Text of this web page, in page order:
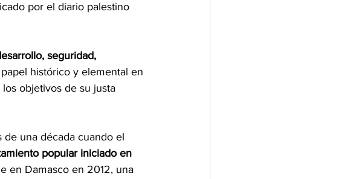
por el diario palestino
seguridad,
histórico y elemental en
objetivos de su justa
de una década cuando el
popular iniciado en
en Damasco en 2012, una